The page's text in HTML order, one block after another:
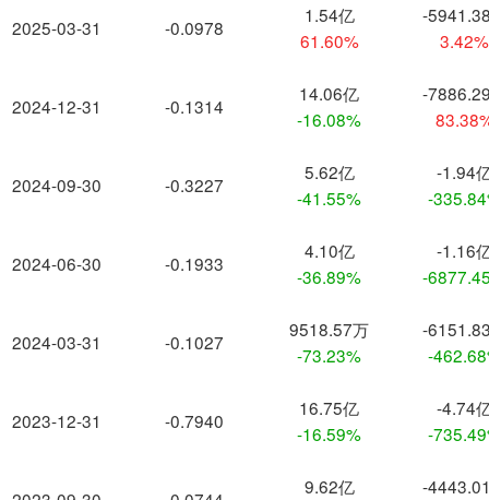
2025-03-31
2024-12-31
2024-09-30
2024-06-30
2024-03-31
2023-12-31
-0.0978
1.54亿
61.60%
-
3.42%
-0.1314
14.06亿
-16.08%
-
-0.3227
5.62亿
-41.55%
-1.94
-
-0.1933
4.10亿
-36.89%
-1.16
-
-0.1027
9518.57万
-73.23%
-
-
-0.7940
16.75亿
-16.59%
-4.74
-
9.62亿
-